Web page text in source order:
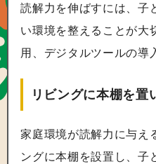
読解力を伸ばすには、子
い環境を整えることが大
用、デジタルツールの導
リビングに本棚を置
家庭環境が読解力に与え
ングに本棚を設置し、子